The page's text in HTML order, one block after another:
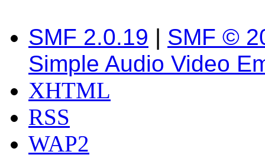
SMF 2.0.19 | SMF ©
Simple Audio Video
XHTML
RSS
WAP2